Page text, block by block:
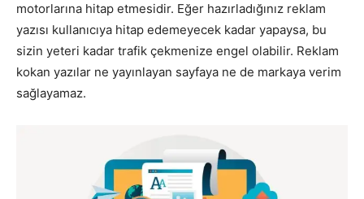
motorlarına hitap etmesidir. Eğer hazırladığınız reklam
yazısı kullanıcıya hitap edemeyecek kadar yapaysa, bu
sizin yeteri kadar trafik çekmenize engel olabilir. Reklam
kokan yazılar ne yayınlayan sayfaya ne de markaya verim
sağlayamaz.